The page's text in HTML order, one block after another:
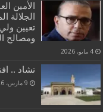
الأمين
الجلالة
تعيين
ومصالح
4 مايو، 2026
تشاد ..
9 مارس، 2026